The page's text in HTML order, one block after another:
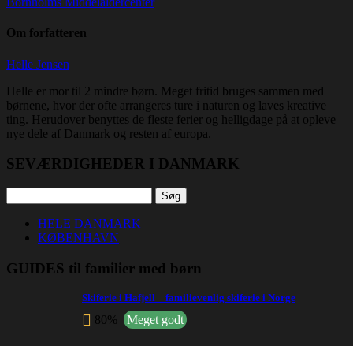
Om forfatteren
Helle Jensen
Helle er mor til 2 mindre børn. Meget fritid bruges sammen med
børnene, hvor der ofte arrangeres ture i naturen og laves kreative
ting. Herudover benyttes de fleste ferier og helligdage på at opleve
nye dele af Danmark og resten af europa.
SEVÆRDIGHEDER I DANMARK
efter:
HELE DANMARK
KØBENHAVN
GUIDES til familier med børn
Skiferie i Hafjell – familievenlig skiferie i Norge
80% Meget godt